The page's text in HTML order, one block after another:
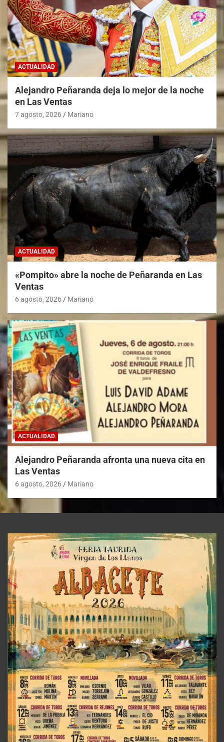
ACTUALIDAD
Alejandro Peñaranda deja lo mejor de la noche
en Las Ventas
7 agosto, 2026 Mariano
ACTUALIDAD
«Pompito» abre la noche de Peñaranda en Las
Ventas
6 agosto, 2026 Mariano
ACTUALIDAD
Alejandro Peñaranda afronta una nueva cita en
Las Ventas
6 agosto, 2026 Mariano